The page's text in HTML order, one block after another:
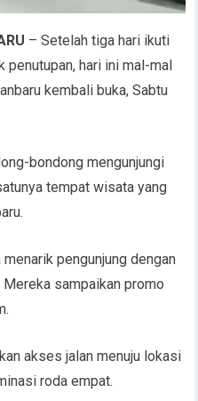
– Setelah tiga hari ikuti
penutupan, hari ini mal-mal
kembali buka, Sabtu
bondong mengunjungi
tempat wisata yang
pengunjung dengan
sampaikan promo
akses jalan menuju lokasi
roda empat.